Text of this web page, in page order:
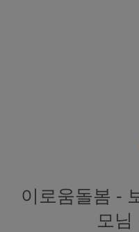
이로움돌봄 -
모님